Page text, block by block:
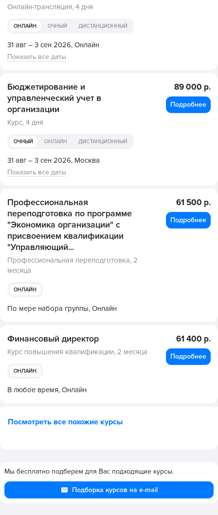
Онлайн-трансляция, 4 дня
ОНЛАЙН ОЧНЫЙ ДИСТАНЦИОННЫЙ
31 авг – 3 сен 2026, Онлайн
Показать все даты
Бюджетирование и
управленческий учет в
организации
Курс, 4 дня
ОЧНЫЙ ОНЛАЙН ДИСТАНЦИОННЫЙ
31 авг – 3 сен 2026, Москва
Показать все даты
89 000 р.
Подробнее
Профессиональная
переподготовка по программе
"Экономика организации" с
присвоением квалификации
"Управляющий...
Профессиональная переподготовка, 2
месяца
ОНЛАЙН
По мере набора группы, Онлайн
61 500 р.
Подробнее
Финансовый директор
Курс повышения квалификации, 2 месяца
ОНЛАЙН
В любое время, Онлайн
61 400 р.
Подробнее
Посмотреть все похожие курсы
Мы бесплатно подберем для Вас подходящие курсы.
Подборка курсов на e-mail